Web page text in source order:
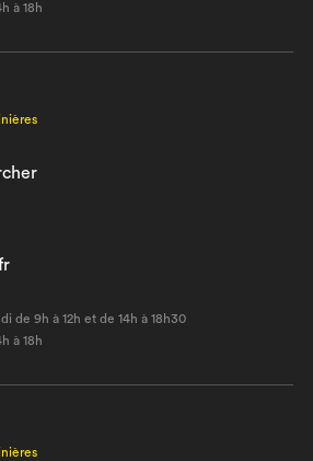
à 18h
de 9h à 12h et de 14h à 18h30
à 18h